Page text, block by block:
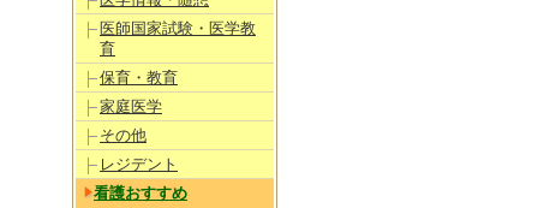
医師国家試験・医学教
育
保育・教育
家庭医学
その他
レジデント
看護おすすめ